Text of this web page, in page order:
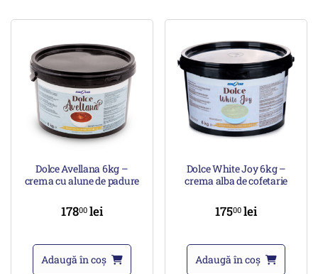
Dolce Avellana 6kg –
crema cu alune de padure
17800 lei
Adaugă în coș
Dolce White Joy 6kg –
crema alba de cofetarie
17500lei
Adaugă în coș